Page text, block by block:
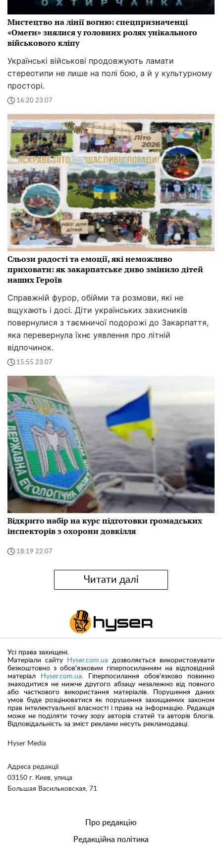
Мистецтво на лінії вогню: спецпризначенці
«Омеги» знялися у головних ролях унікального
військового кліпу
Українські військові продовжують ламати
стереотипи не лише на полі бою, а й у культурному
просторі.
16:20 23.07
Сльози радості та емоції, які неможливо
приховати: як закарпатське диво змінило дітей
наших Героїв
Справжній фурор, обійми та розмови, які не
вщухають і досі. Діти українських захисників
повернулися з таємничої подорожі до Закарпаття,
яка перевернула їхнє уявлення про літній
відпочинок.
15:55 23.07
Відкрито набір на курс підготовки громадських
інспекторів з охорони довкілля
18:19 22.07
Читати далі
Hyser Media
Адреса редакції
03150 г. Киев, улица
Большая Васильковская, 71
Усі права захищені.
Матеріали сайту
Hyser.com.ua дозволяється використовувати
безкоштовно з обов'язковим гіперпосиланням на відповідний
матеріал
Hyser.com.ua. Гіперпосилання обов'язково повинно
знаходитися не нижче другого абзацу незалежно від повного
або часткового використання матеріалів. Порушення даних
умов буде розцінюватися як порушення захищаемих законом
прав інтелектуальної власності і права на інформацію. Редакція
може не поділяти точку зору авторів статей та авторів блогів.
Відповідальність за зміст реклами несуть рекламодавці.
Про редакцію
Редакційна політика